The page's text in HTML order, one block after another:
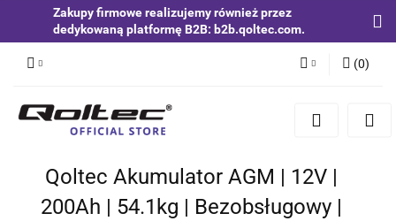
Zakupy firmowe realizujemy również przez
dedykowaną platformę B2B: b2b.qoltec.com.
Zaloguj się
Zgody cookies
(0)
Qoltec Akumulator AGM | 12V |
200Ah | 54.1kg | Bezobsługowy |